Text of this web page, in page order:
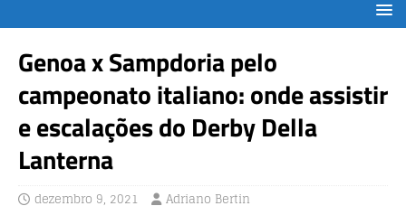
Genoa x Sampdoria pelo
campeonato italiano: onde assistir
e escalações do Derby Della
Lanterna
dezembro 9, 2021 Adriano Bertin